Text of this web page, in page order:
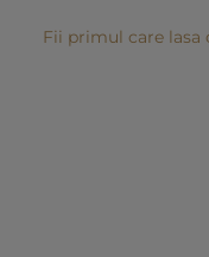
Fii primul care lasa